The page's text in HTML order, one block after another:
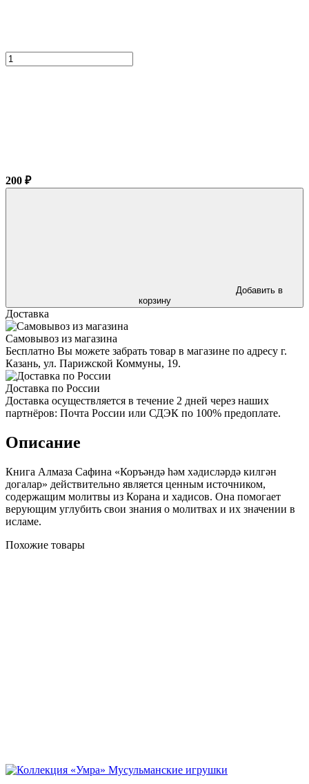
200 ₽
Добавить в
корзину
Доставка
Самовывоз из магазина
Бесплатно Вы можете забрать товар в магазине по адресу г.
Казань, ул. Парижской Коммуны, 19.
Доставка по России
Доставка осуществляется в течение 2 дней через наших
партнёров: Почта России или СДЭК по 100% предоплате.
Описание
Книга Алмаза Сафина «Коръәндә һәм хәдисләрдә килгән
догалар» действительно является ценным источником,
содержащим молитвы из Корана и хадисов. Она помогает
верующим углубить свои знания о молитвах и их значении в
исламе.
Похожие товары